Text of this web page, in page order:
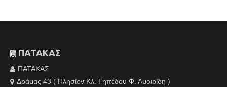
ΠΑΤΑΚΑΣ
ΠΑΤΑΚΑΣ
Δράμας 43 ( Πλησίον Κλ. Γηπέδου Φ. Αμοιρίδη )